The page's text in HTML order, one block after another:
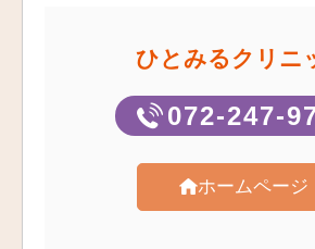
ひとみるクリニ
072-247-
ホームページ